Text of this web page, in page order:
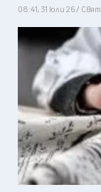
08:41, 31 юли 26 / Свят